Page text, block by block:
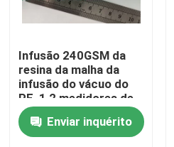
Excursão da fábrica
Controle da qualidade
Contacte-nos
Infusão 240GSM da
resina da malha da
infusão do vácuo do
PE, 1,2 medidores de
cor verde da largura
Enviar inquérito